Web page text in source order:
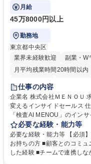
ルドセールスをつなぐ役割として、
月給
45万8000円以上
勤務地
東京都中央区
業界未経験歓迎
副業・W
月平均残業時間20時間以内
時短勤務あり
駅近5分以内
土日祝休み
仕事の内容
企業名 株式会社ＭＥＮＯＵ 求人名 ★【未経験歓迎】AIで製造業の未来を
変えるインサイドセールス 仕事の内容 ノーコードで検査AIを開発できる
「検査AI MENOU」のイン
商談機会の創出までを担っ
セールスをつなぐ役割として、 適切なタイミングで顧客とコミュニ
ョンを取りながら、受注に
体的な仕事内容】 リードへ
必要な経験・能力等
必要な経験・能力等 【必須
お持ちの方 ■顧客とのコミ
した経験 ■チームで連携しながら目